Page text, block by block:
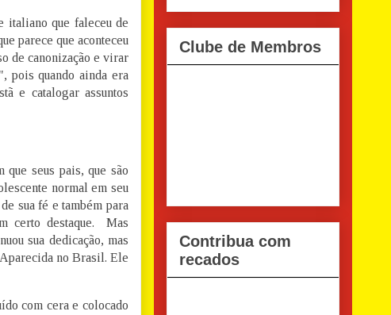
italiano que faleceu de
parece que aconteceu
de canonização e virar
pois quando ainda era
e catalogar assuntos
seus pais, que são
normal em seu
sua fé e também para
certo destaque. Mas
sua dedicação, mas
no Brasil. Ele
com cera e colocado
Clube de Membros
Contribua com
recados